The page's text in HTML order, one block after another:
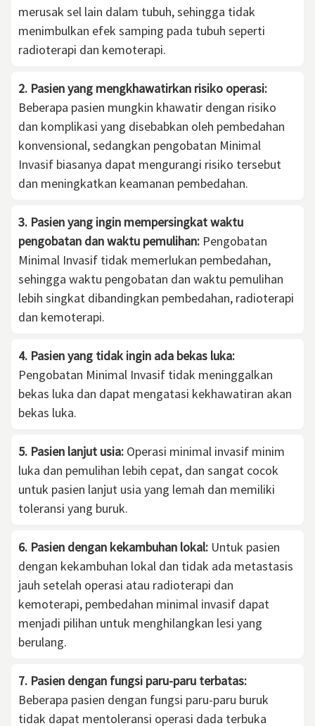
merusak sel lain dalam tubuh, sehingga tidak
menimbulkan efek samping pada tubuh seperti
radioterapi dan kemoterapi.
2. Pasien yang mengkhawatirkan risiko operasi:
Beberapa pasien mungkin khawatir dengan risiko
dan komplikasi yang disebabkan oleh pembedahan
konvensional, sedangkan pengobatan Minimal
Invasif biasanya dapat mengurangi risiko tersebut
dan meningkatkan keamanan pembedahan.
3. Pasien yang ingin mempersingkat waktu
pengobatan dan waktu pemulihan: Pengobatan
Minimal Invasif tidak memerlukan pembedahan,
sehingga waktu pengobatan dan waktu pemulihan
lebih singkat dibandingkan pembedahan, radioterapi
dan kemoterapi.
4. Pasien yang tidak ingin ada bekas luka:
Pengobatan Minimal Invasif tidak meninggalkan
bekas luka dan dapat mengatasi kekhawatiran akan
bekas luka.
5. Pasien lanjut usia: Operasi minimal invasif minim
luka dan pemulihan lebih cepat, dan sangat cocok
untuk pasien lanjut usia yang lemah dan memiliki
toleransi yang buruk.
6. Pasien dengan kekambuhan lokal: Untuk pasien
dengan kekambuhan lokal dan tidak ada metastasis
jauh setelah operasi atau radioterapi dan
kemoterapi, pembedahan minimal invasif dapat
menjadi pilihan untuk menghilangkan lesi yang
berulang.
7. Pasien dengan fungsi paru-paru terbatas:
Beberapa pasien dengan fungsi paru-paru buruk
tidak dapat mentoleransi operasi dada terbuka